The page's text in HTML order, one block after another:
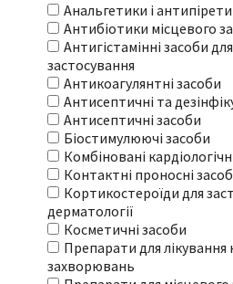
Анальгетики і
Антибіотики місцевого
Антигістамінні засоби
застосування
Антикоагулянтні засоби
Антисептичні та
Антисептичні засоби
Біостимулюючі засоби
Комбіновані
Контактні проносні
Кортикостероїди для
дерматології
Косметичні засоби
Препарати для
захворювань